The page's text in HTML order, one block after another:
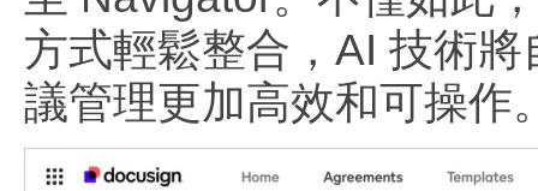
方式輕鬆整合，AI 技術
議管理更加高效和可操作